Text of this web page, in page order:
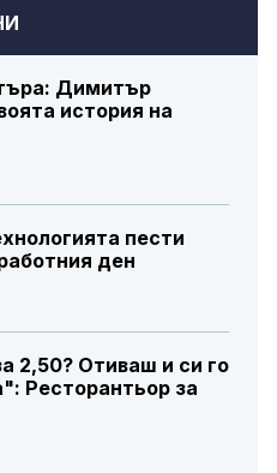
Димитър
история на
пести
ден
2,50? Отиваш и си го
Ресторантьор за